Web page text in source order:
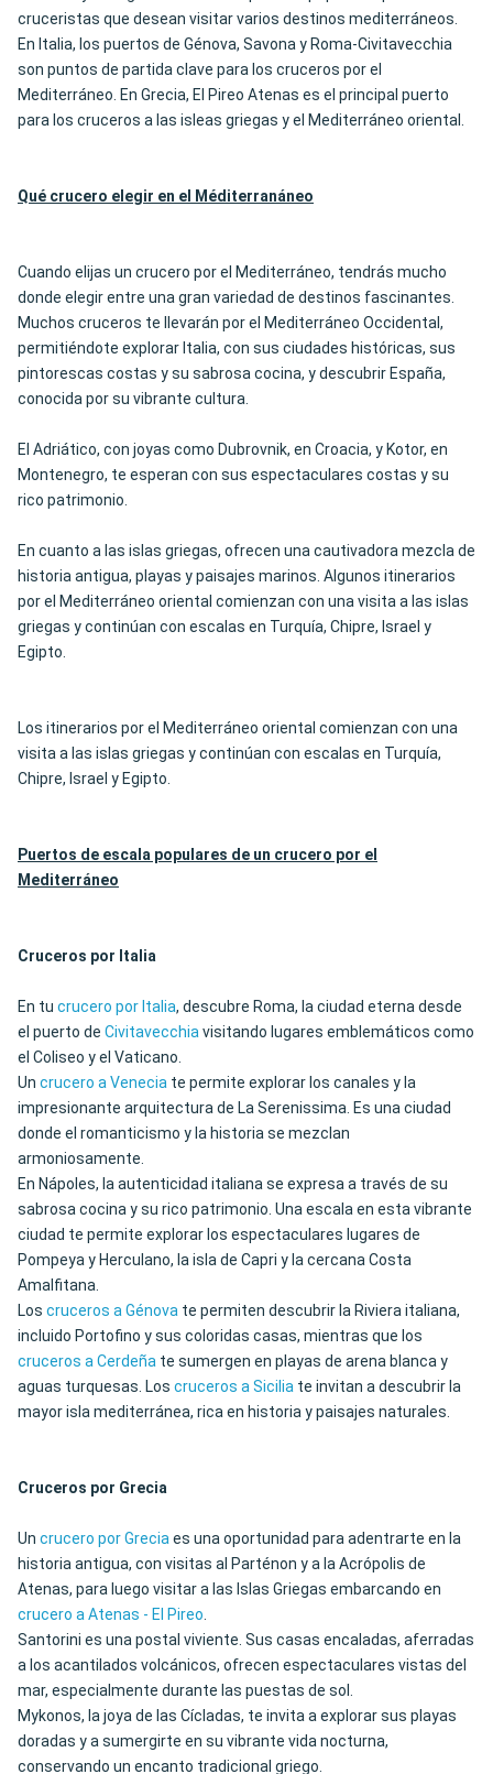
cruceristas que desean visitar varios destinos mediterráneos.
En Italia, los puertos de Génova, Savona y Roma-Civitavecchia
son puntos de partida clave para los cruceros por el
Mediterráneo. En Grecia, El Pireo Atenas es el principal puerto
para los cruceros a las isleas griegas y el Mediterráneo oriental.
Qué crucero elegir en el Méditerranáneo
Cuando elijas un crucero por el Mediterráneo, tendrás mucho
donde elegir entre una gran variedad de destinos fascinantes.
Muchos cruceros te llevarán por el Mediterráneo Occidental,
permitiéndote explorar Italia, con sus ciudades históricas, sus
pintorescas costas y su sabrosa cocina, y descubrir España,
conocida por su vibrante cultura.
El Adriático, con joyas como Dubrovnik, en Croacia, y Kotor, en
Montenegro, te esperan con sus espectaculares costas y su
rico patrimonio.
En cuanto a las islas griegas, ofrecen una cautivadora mezcla de
historia antigua, playas y paisajes marinos. Algunos itinerarios
por el Mediterráneo oriental comienzan con una visita a las islas
griegas y continúan con escalas en Turquía, Chipre, Israel y
Egipto.
Los itinerarios por el Mediterráneo oriental comienzan con una
visita a las islas griegas y continúan con escalas en Turquía,
Chipre, Israel y Egipto.
Puertos de escala populares de un crucero por el
Mediterráneo
Cruceros por Italia
En tu crucero por Italia, descubre Roma, la ciudad eterna desde
el puerto de Civitavecchiavisitando lugares emblemáticos como
el Coliseo y el Vaticano.
Un crucero a Venecia te permite explorar los canales y la
impresionante arquitectura de La Serenissima. Es una ciudad
donde el romanticismo y la historia se mezclan
armoniosamente.
En Nápoles, la autenticidad italiana se expresa a través de su
sabrosa cocina y su rico patrimonio. Una escala en esta vibrante
ciudad te permite explorar los espectaculares lugares de
Pompeya y Herculano, la isla de Capri y la cercana Costa
Amalfitana.
Los cruceros a Génova te permiten descubrir la Riviera italiana,
incluido Portofino y sus coloridas casas, mientras que los
cruceros a Cerdeña te sumergen en playas de arena blanca y
aguas turquesas. Los cruceros a Sicilia te invitan a descubrir la
mayor isla mediterránea, rica en historia y paisajes naturales.
Cruceros por Grecia
Un crucero por Greciaes una oportunidad para adentrarte en la
historia antigua, con visitas al Parténon y a la Acrópolis de
Atenas, para luego visitar a las Islas Griegas embarcando en
crucero a Atenas - El Pireo.
Santorini es una postal viviente. Sus casas encaladas, aferradas
a los acantilados volcánicos, ofrecen espectaculares vistas del
mar, especialmente durante las puestas de sol.
Mykonos, la joya de las Cícladas, te invita a explorar sus playas
doradas y a sumergirte en su vibrante vida nocturna,
conservando un encanto tradicional griego.